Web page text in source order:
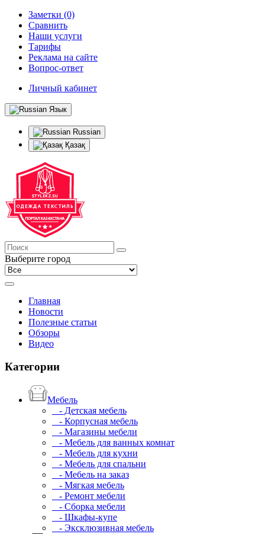
Заметки (0)
Сравнить
Наши услуги
Тарифы
Реклама на сайте
Вопрос-ответ
Личный кабинет
Язык
Russian
Қазақ
Выберите город
Главная
Новости
Полезные статьи
Обзоры
Видео
Категории
Мебель
- Детская мебель
- Корпусная мебель
- Магазины мебели
- Мебель для ванных комнат
- Мебель для кухни
- Мебель для спальни
- Мебель на заказ
- Мягкая мебель
- Ремонт мебели
- Сборка мебели
- Шкафы-купе
- Эксклюзивная мебель